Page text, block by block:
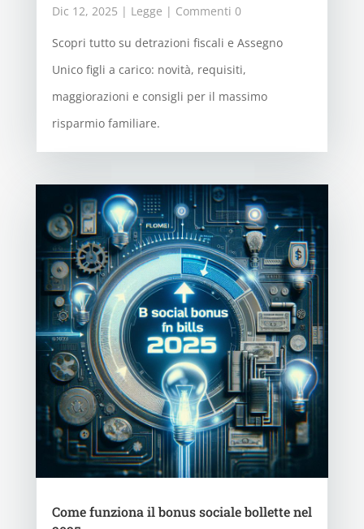
Dic 12, 2025 | Legge | Commenti 0
Scopri tutto su detrazioni fiscali e Assegno
Unico figli a carico: novità, requisiti,
maggiorazioni e consigli per il massimo
risparmio familiare.
Come funziona il bonus sociale bollette nel